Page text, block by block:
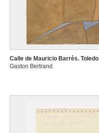
Calle de Mauricio Barrès. Toledo
Gaston Bertrand